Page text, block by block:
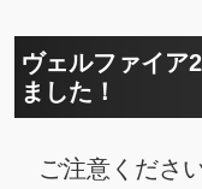
ヴェルファイア
ました！
ご注意くださ